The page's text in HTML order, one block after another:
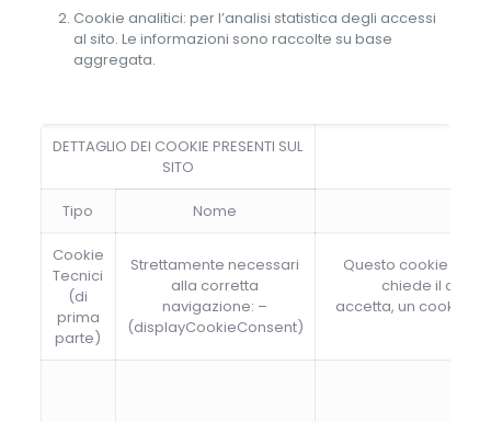
Cookie analitici: per l’analisi statistica degli accessi
al sito. Le informazioni sono raccolte su base
aggregata.
DETTAGLIO DEI COOKIE PRESENTI SUL
SITO
Tipo Nome
Cookie
Tecnici
(di
prima
parte)
Strettamente necessari
alla corretta
navigazione: –
(displayCookieConsent)
Questo cookie
chiede il
accetta, un cookie